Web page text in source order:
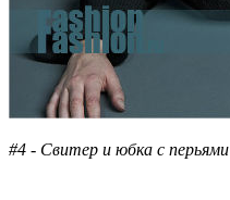
#4 - Свитер и юбка с перьями